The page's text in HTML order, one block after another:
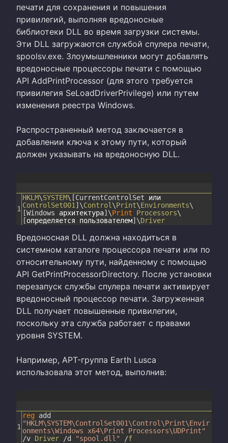
печати для сохранения и повышения
привилегий, выполняя вредоносные
библиотеки DLL во время загрузки системы.
Эти DLL загружаются службой спулера печати,
spoolsv.exe. Злоумышленники могут добавлять
вредоносные процессоры печати с помощью
API AddPrintProcessor (для этого требуется
привилегия SeLoadDriverPrivilege) или путем
изменения реестра Windows.
Распространенный метод заключается в
добавлении ключа к этому пути, который
должен указывать на вредоносную DLL.
1
HKLM\SYSTEM\ [CurrentControlSet
или
ControlSet001 ] \Control \Print\Environments\
[Windows архитектура] \Print Processors\
[определяется пользователем] \Driver
Вредоносная DLL должна находиться в
системном каталоге процессора печати или по
относительному пути, найденному с помощью
API GetPrintProcessorDirectory. После установки
перезапуск службы спулера печати активирует
вредоносный процессор печати. Загруженная
DLL получает повышенные привилегии,
поскольку эта служба работает с правами
уровня SYSTEM.
Например, APT-группа Earth Lusca
использовала этот метод, выполнив:
1
reg add
"HKLM\SYSTEM\ControlSet001\Control\Print\Envir
onments\Windows x64\Print Processors\UDPrint"
/v Driver /d "spool.dll" /f